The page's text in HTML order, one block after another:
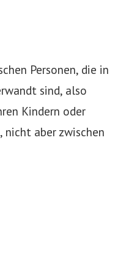
Personen, die in
sind, also
Kindern oder
nicht aber zwischen